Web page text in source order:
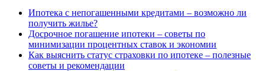
Ипотека с непогашенными кредитами – возможно ли
получить жилье?
Досрочное погашение ипотеки – советы по
минимизации процентных ставок и экономии
Как выяснить статус страховки по ипотеке – полезные
советы и рекомендации